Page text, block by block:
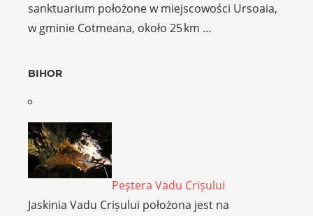
sanktuarium położone w miejscowości Ursoaia,
w gminie Cotmeana, około 25 km …
BIHOR
Peștera Vadu Crișului
Jaskinia Vadu Crișului położona jest na